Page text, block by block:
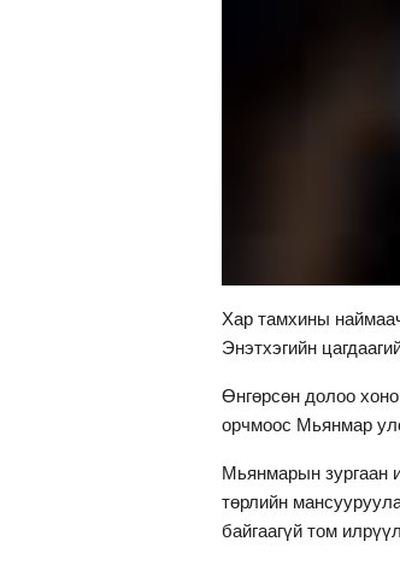
Хар тамхины
Энэтхэгийн
Өнгөрсөн долоо
орчмоос Мьянмар
Мьянмарын зургаан
төрлийн
байгаагүй том